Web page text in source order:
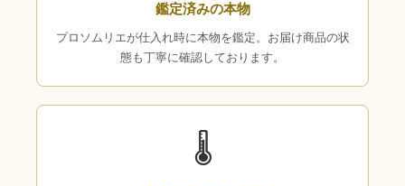
鑑定済みの本物
プロソムリエが仕入れ時に本物を鑑定。お届け商品の状
態も丁寧に確認しております。
🌡